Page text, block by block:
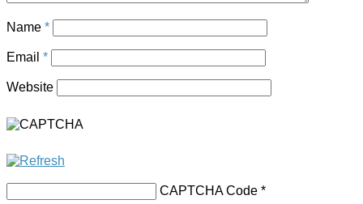
Name *
Email *
Website
CAPTCHA Code *